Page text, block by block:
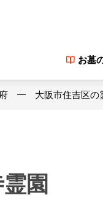
お墓
大阪市住吉区の
園